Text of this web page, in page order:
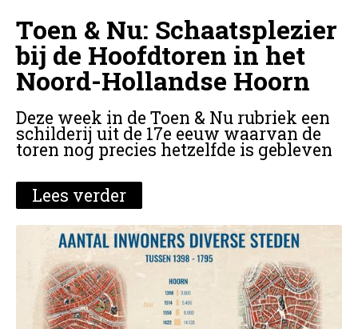
Toen & Nu: Schaatsplezier
bij de Hoofdtoren in het
Noord-Hollandse Hoorn
Deze week in de Toen & Nu rubriek een
schilderij uit de 17e eeuw waarvan de
toren nog precies hetzelfde is gebleven
Lees verder